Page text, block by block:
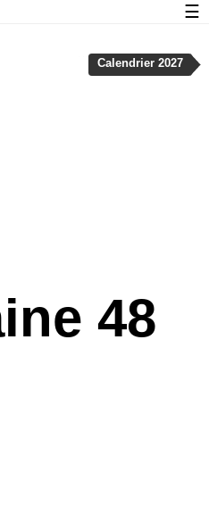
48
Calendrier 2027
☰